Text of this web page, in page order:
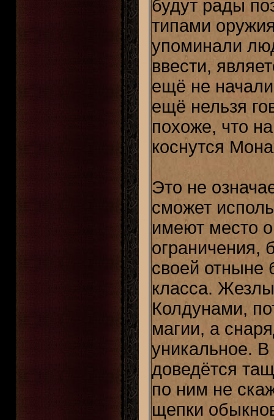
будут рады
типами
упоминали
ввести,
ещё не
ещё нельзя
похоже, что
коснутся
Это не
сможет
имеют место
ограничения,
своей отныне
класса.
Колдунами,
магии, а
уникальное.
доведётся
по ним не
щепки